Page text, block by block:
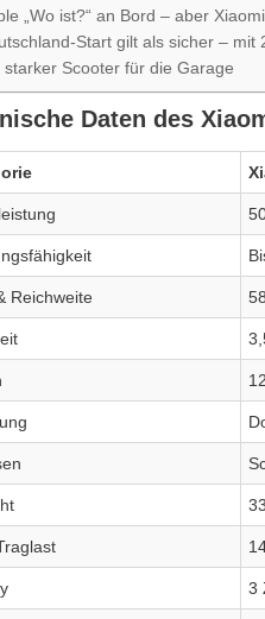
„Wo ist?“ an Bord – aber
Start gilt als sicher – mit
starker Scooter für die Garage
Daten des
Reichweite
3